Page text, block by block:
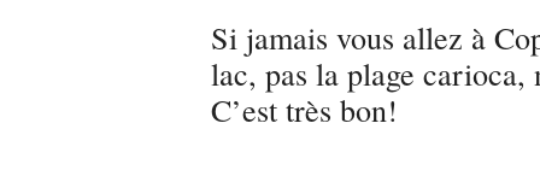
Si jamais vous allez à
lac, pas la plage carioca,
C’est très bon!